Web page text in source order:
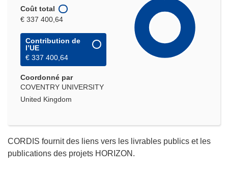
Coût total
€ 337 400,64
Contribution de
l’UE
€ 337 400,64
Coordonné par
COVENTRY UNIVERSITY
United Kingdom
CORDIS fournit des liens vers les livrables publics et les
publications des projets HORIZON.